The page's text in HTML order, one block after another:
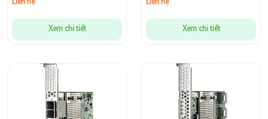
Liên hệ
Xem chi tiết
Liên hệ
Xem chi tiết